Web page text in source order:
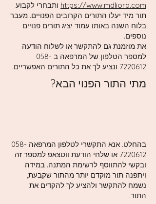
https://www.mdliora.com ותבחרי לקבוע
תור מיד יעלו התורים הקרובים הפנויים. מעבר
בלוח השנה באותו עמוד יציג תורים פנויים
נוספים.
את מוזמנת גם להתקשר או לשלוח הודעה
למספר הטלפון של המרפאה ב 058-
7220612 ונציע לך את כל התורים האפשריים.
מתי התור הפנוי הבא?
בהחלט. אנא התקשרי לטלפון המרפאה 058-
7220612 או שלחי הודעת ווטצאפ למספר זה
ובקשי להתווסף לרשימת המתנה. במידה
ויתפנה תור מוקדם יותר מהתור שקבעת,
נשמח להתקשר ולהציע לך להקדים את
התור.